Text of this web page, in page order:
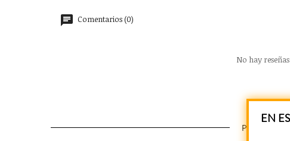
Comentarios (0)
No hay
EN